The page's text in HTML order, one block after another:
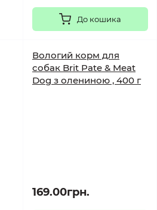
До кошика
Вологий корм для
собак Brit Pate & Meat
Dog з олениною , 400 г
169.00грн.